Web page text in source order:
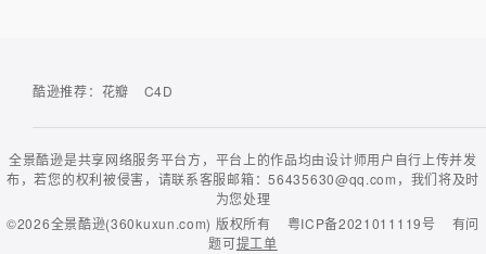
酷逊推荐： 花瓣 C4D
全景酷逊是共享网络服务平台方，平台上的作品均由设计师用户自行上传并发
布，若您的权利被侵害，请联系客服邮箱：56435630@qq.com，我们将及时
为您处理
©2026全景酷逊(360kuxun.com) 版权所有 粤ICP备2021011119号
有问
题可提工单